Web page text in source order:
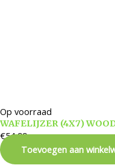
Op voorraad
WAFELIJZER (4X7)
€54,99
Toevoegen aan